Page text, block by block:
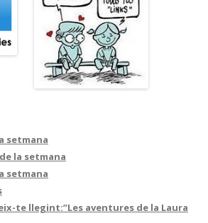
setmana
la setmana
setmana
te llegint:”Les aventures de la Laura